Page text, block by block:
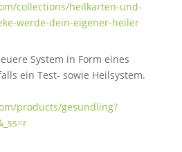
collections/heilkarten-und-
werde-dein-eigener-heiler
System in Form eines
ein Test- sowie Heilsystem.
products/gesundling?